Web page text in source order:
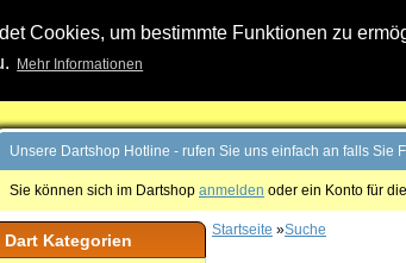
Cookies, um bestimmte Funktionen zu
Mehr Informationen
Unsere Dartshop Hotline - rufen Sie uns einfach an falls Sie
Sie können sich im Dartshop anmelden oder ein Konto für
Dart Kategorien
Startseite »Suche